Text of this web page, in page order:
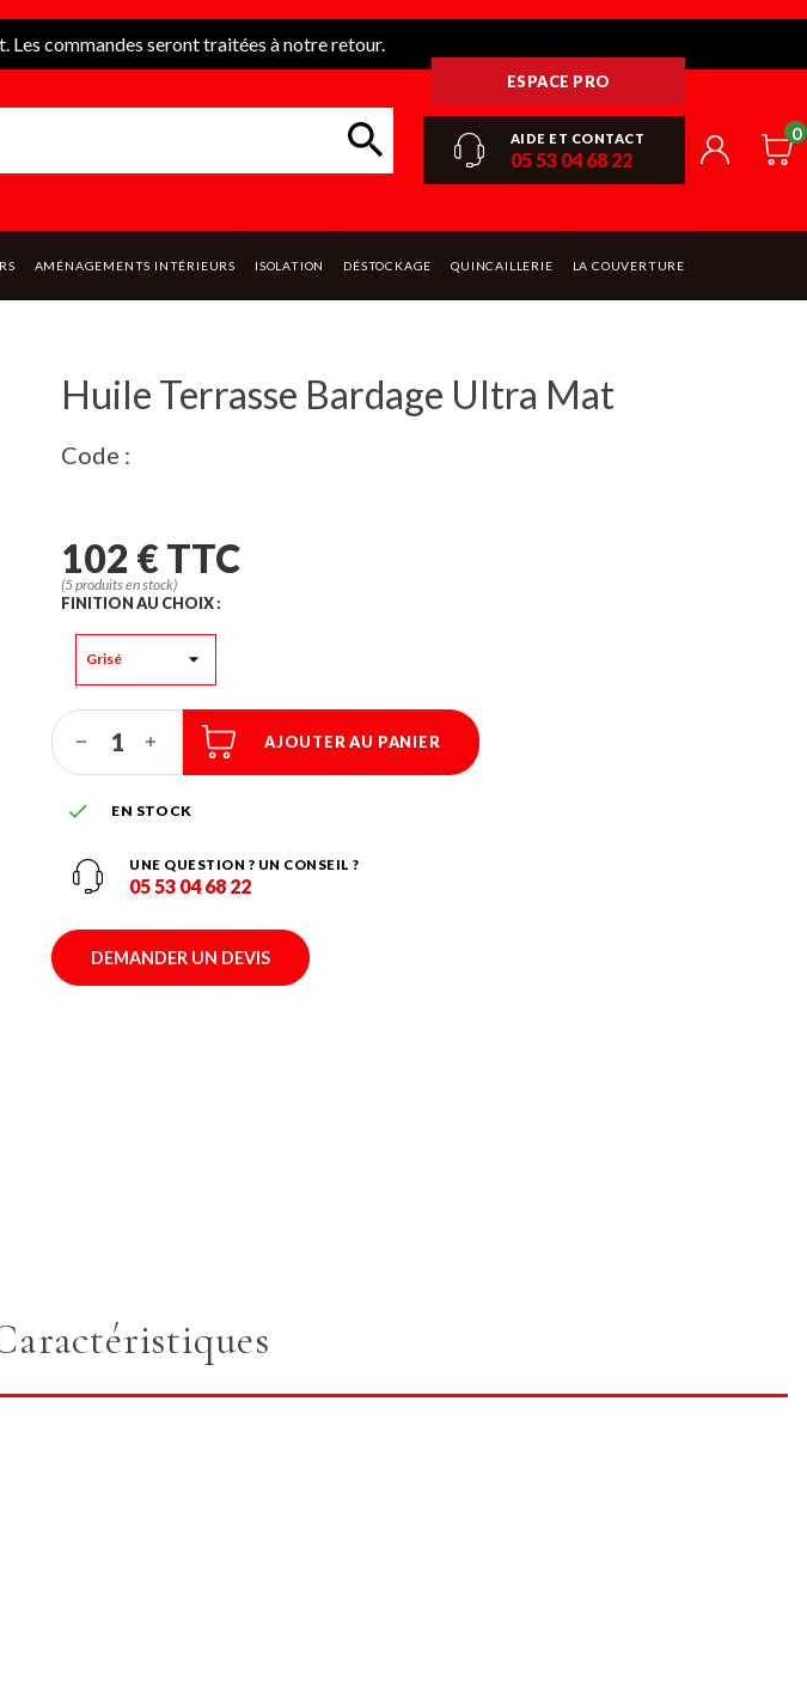
Les commandes seront traitées à notre retour.
ESPACE PRO
AIDE ET CONTACT
05 53 04 68 22
0
AMÉNAGEMENTS INTÉRIEURS ISOLATION DÉSTOCKAGE QUINCAILLERIE LA COUVERTURE
Huile Terrasse Bardage Ultra Mat
Code :
102 € TTC
(5 produits en stock)
FINITION AU CHOIX :
AJOUTER AU PANIER
 EN STOCK
UNE QUESTION ? UN CONSEIL ?
05 53 04 68 22
DEMANDER UN DEVIS